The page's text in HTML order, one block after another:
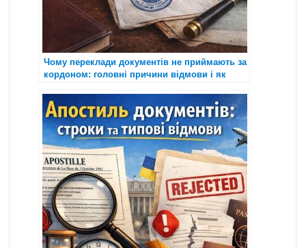
Чому переклади документів не приймають за
кордоном: головні причини відмови і як